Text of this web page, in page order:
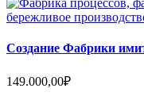
Создание Фабрики
149.000,00₽